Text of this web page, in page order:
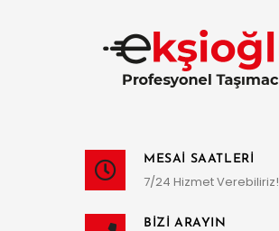
MESAI SAATLERI
7/24 Hizmet Verebiliriz!
BIZI ARAYIN